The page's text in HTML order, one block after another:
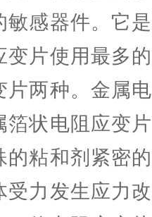
敏感器件。它
变片使用最多
片两种。金属
箔状电阻应变
的粘和剂紧密
受力发生应力